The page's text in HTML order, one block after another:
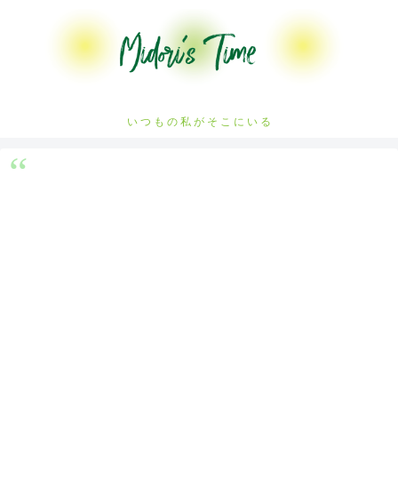
い つ も の 私 が そ こ に い る